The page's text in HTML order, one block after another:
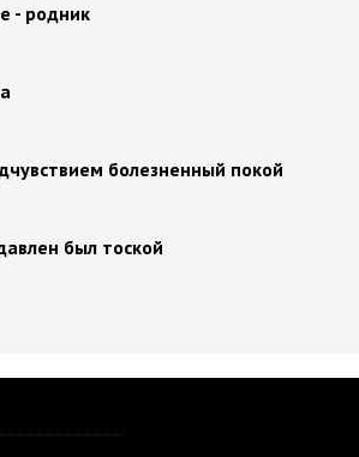
- родник
болезненный покой
был тоской